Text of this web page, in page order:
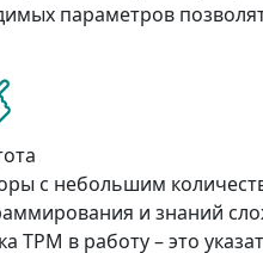
параметров
с небольшим
и знаний
ТРМ в работу – это